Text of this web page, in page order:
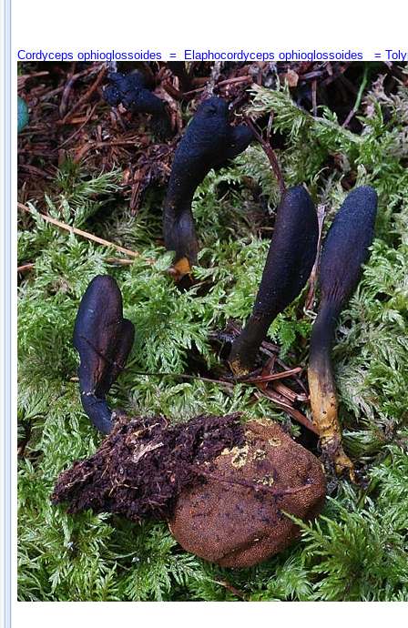
Cordyceps ophioglossoides = Elaphocordyceps ophioglossoides =